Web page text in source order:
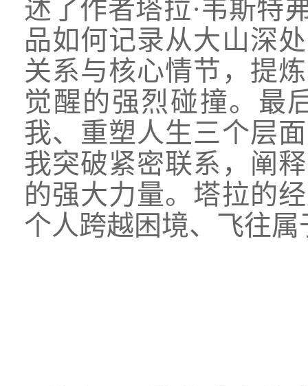
述了作者塔拉·韦斯特
品如何记录从大山深
关系与核心情节，提
觉醒的强烈碰撞。最
我、重塑人生三个层
我突破紧密联系，阐
的强大力量。塔拉的
个人跨越困境、飞往